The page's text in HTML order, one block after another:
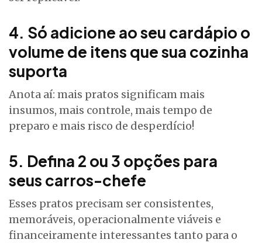
4. Só adicione ao seu cardápio o
volume de itens que sua cozinha
suporta
Anota aí: mais pratos significam mais
insumos, mais controle, mais tempo de
preparo e mais risco de desperdício!
5. Defina 2 ou 3 opções para
seus carros-chefe
Esses pratos precisam ser consistentes,
memoráveis, operacionalmente viáveis e
financeiramente interessantes tanto para o